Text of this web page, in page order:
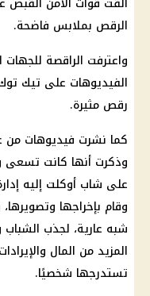
الرقص بملابس فاضحة.
واعترفت الراقصة
الفيديوهات على تيك
رقص مثيرة.
كما نشرت فيديوهات من
وذكرت أنها كانت تسعى
على شاب أوكلت إليه
وقام بإخراجها
شبه عارية، لجذب
المزيد من المال
تستدرجها شخصيًا.